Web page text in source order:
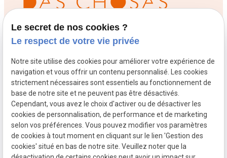
Contact
02 49 88 40 74
9 rue Marceau49100 Angers
Atelier ouvert du mardi au vendredi
de 10h à 13h et 14h à 18h30 , le samedi de 10h à 13 et le
samedi après-midi uniquement sur rendez-vous.
Mentions légales
Le secret de nos cookies ?
Le respect de votre vie privée
Notre site utilise des cookies pour améliorer votre expérience de
navigation et vous offrir un contenu personnalisé. Les cookies
strictement nécessaires sont essentiels au fonctionnement de
base de notre site et ne peuvent pas être désactivés.
Cependant, vous avez le choix d'activer ou de désactiver les
cookies de personnalisation, de performance et de marketing
selon vos préférences. Vous pouvez modifier vos paramètres
de cookies à tout moment en cliquant sur le lien 'Gestion des
cookies' situé en bas de notre site. Veuillez noter que la